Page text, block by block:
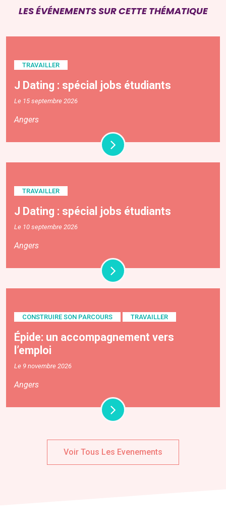
LES ÉVÉNEMENTS SUR CETTE THÉMATIQUE
TRAVAILLER
J Dating : spécial jobs étudiants
Le 15 septembre 2026
Angers
TRAVAILLER
J Dating : spécial jobs étudiants
Le 10 septembre 2026
Angers
CONSTRUIRE SON PARCOURS TRAVAILLER
Épide: un accompagnement vers
l’emploi
Le 9 novembre 2026
Angers
Voir Tous Les Evenements